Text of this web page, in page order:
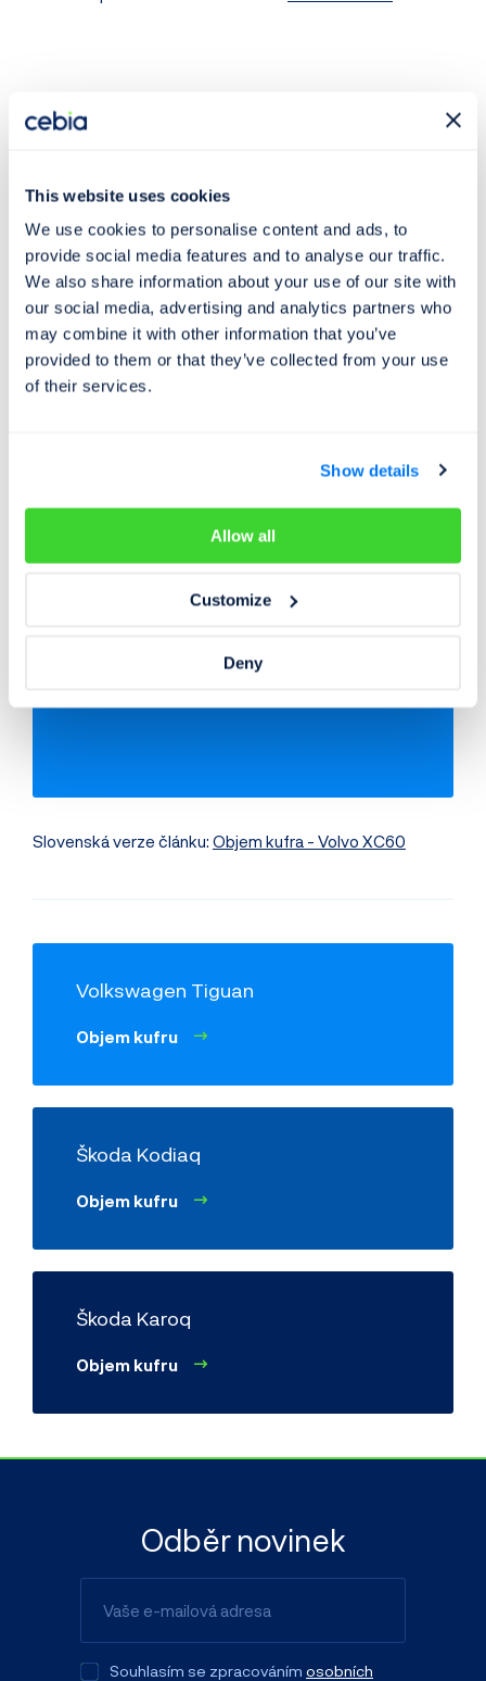
This website uses cookies
We use cookies to personalise content and ads, to
provide social media features and to analyse our traffic.
We also share information about your use of our site with
our social media, advertising and analytics partners who
may combine it with other information that you’ve
provided to them or that they’ve collected from your use
of their services.
Show details
Allow all
Customize
Deny
Co to je VIN kód?
VIN mají nejen osobní automobily, ale také motocykly,
užitková vozidla, vozíky, přívěsy či obytné vozy.
VIN dekodér VOLVO >
VIN kód najdete na mnoha různých místech ve vozidle.
Přesnéumístění VIN
Zkontrolujte si počet
vašeho vozidla
Slovenská verze článku: Objem kufra - Volvo XC60
Volkswagen Tiguan
Objem kufru
Škoda Kodiaq
Objem kufru
Škoda Karoq
Objem kufru
Odběr novinek
Souhlasím se zpracováním osobních